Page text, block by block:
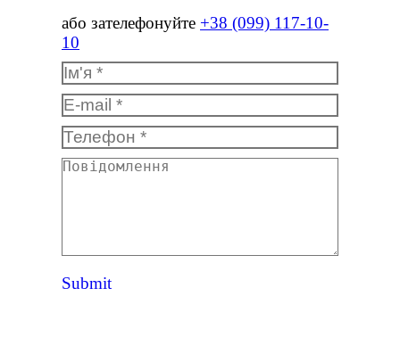
або зателефонуйте +38 (099) 117-10-
10
Ім'я *
E-mail *
Телефон *
Повідомлення
Submit